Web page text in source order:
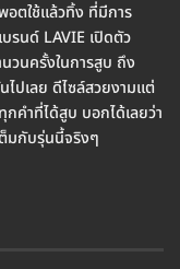
อตใช้แล้วทิ้ง ที่มีการ
รนด์ LAVIE เปิดตัว
วนครั้งในการสูบ ถึง
ไปเลย ดีไซล์สวยงามแต่
กคำที่ได้สูบ บอกได้เลยว่า
มกับรุ่นนี้จริงๆ